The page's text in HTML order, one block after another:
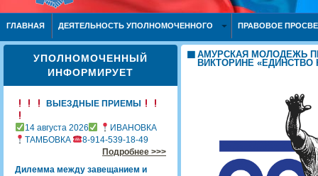
ГЛАВНАЯ ДЕЯТЕЛЬНОСТЬ УПОЛНОМОЧЕННОГО ПРАВОВОЕ
УПОЛНОМОЧЕННЫЙ
ИНФОРМИРУЕТ
ВЫЕЗДНЫЕ ПРИЕМЫ
14 августа 2026
ИВАНОВКА
ТАМБОВКА
8-914-539-18-49
Подробнее >>>
Дилемма между завещанием и
АМУРСКАЯ МОЛОДЕЖЬ
ВИКТОРИНЕ «ЕДИНСТВО